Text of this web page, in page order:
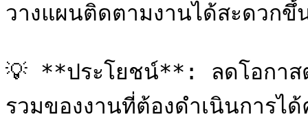
วางแผนติดตามงานได้สะดวกขึ้
💡 **ประโยชน์**: ลดโอกาส
รวมของงานที่ต้องดำเนินการไ